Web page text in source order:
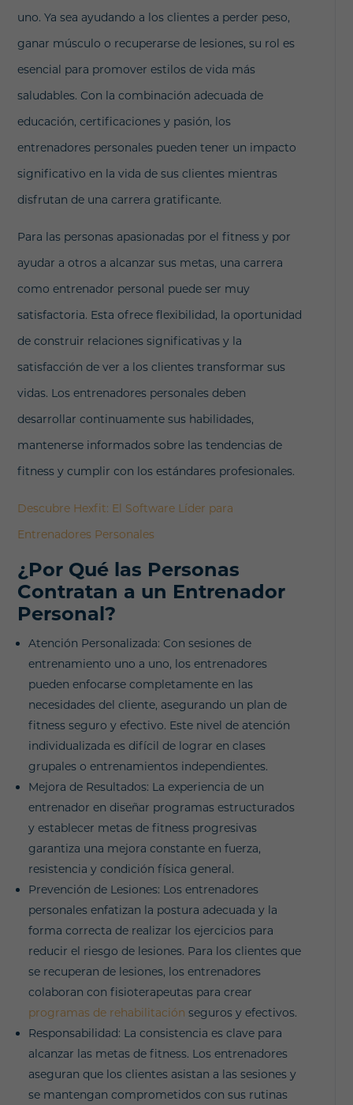
uno. Ya sea ayudando a los clientes a perder peso,
ganar músculo o recuperarse de lesiones, su rol es
esencial para promover estilos de vida más
saludables. Con la combinación adecuada de
educación, certificaciones y pasión, los
entrenadores personales pueden tener un impacto
significativo en la vida de sus clientes mientras
disfrutan de una carrera gratificante.
Para las personas apasionadas por el fitness y por
ayudar a otros a alcanzar sus metas, una carrera
como entrenador personal puede ser muy
satisfactoria. Esta ofrece flexibilidad, la oportunidad
de construir relaciones significativas y la
satisfacción de ver a los clientes transformar sus
vidas. Los entrenadores personales deben
desarrollar continuamente sus habilidades,
mantenerse informados sobre las tendencias de
fitness y cumplir con los estándares profesionales.
Descubre Hexfit: El Software Líder para
Entrenadores Personales
¿Por Qué las Personas
Contratan a un Entrenador
Personal?
Atención Personalizada: Con sesiones de
entrenamiento uno a uno, los entrenadores
pueden enfocarse completamente en las
necesidades del cliente, asegurando un plan de
fitness seguro y efectivo. Este nivel de atención
individualizada es difícil de lograr en clases
grupales o entrenamientos independientes.
Mejora de Resultados: La experiencia de un
entrenador en diseñar programas estructurados
y establecer metas de fitness progresivas
garantiza una mejora constante en fuerza,
resistencia y condición física general.
Prevención de Lesiones: Los entrenadores
personales enfatizan la postura adecuada y la
forma correcta de realizar los ejercicios para
reducir el riesgo de lesiones. Para los clientes que
se recuperan de lesiones, los entrenadores
colaboran con fisioterapeutas para crear
programas de rehabilitación seguros y efectivos.
Responsabilidad: La consistencia es clave para
alcanzar las metas de fitness. Los entrenadores
aseguran que los clientes asistan a las sesiones y
se mantengan comprometidos con sus rutinas